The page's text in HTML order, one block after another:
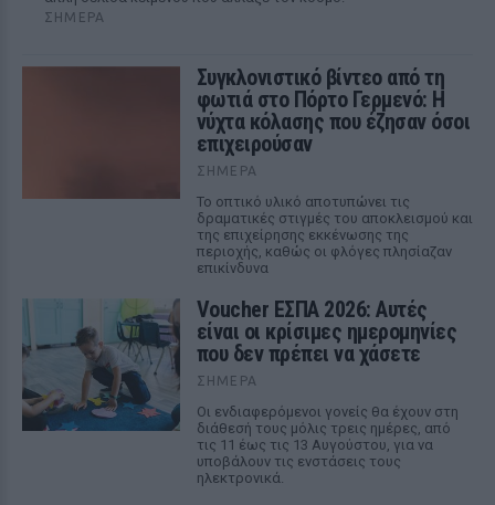
ΣΉΜΕΡΑ
Συγκλονιστικό βίντεο από τη
φωτιά στο Πόρτο Γερμενό: Η
νύχτα κόλασης που έζησαν όσοι
επιχειρούσαν
ΣΉΜΕΡΑ
Το οπτικό υλικό αποτυπώνει τις
δραματικές στιγμές του αποκλεισμού και
της επιχείρησης εκκένωσης της
περιοχής, καθώς οι φλόγες πλησίαζαν
επικίνδυνα
Voucher ΕΣΠΑ 2026: Αυτές
είναι οι κρίσιμες ημερομηνίες
που δεν πρέπει να χάσετε
ΣΉΜΕΡΑ
Οι ενδιαφερόμενοι γονείς θα έχουν στη
διάθεσή τους μόλις τρεις ημέρες, από
τις 11 έως τις 13 Αυγούστου, για να
υποβάλουν τις ενστάσεις τους
ηλεκτρονικά.